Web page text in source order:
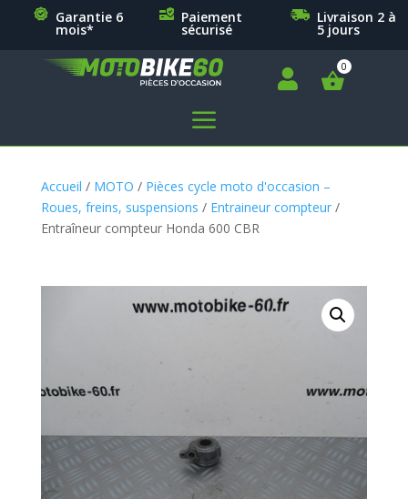
Garantie 6
mois*
Paiement
sécurisé
Livraison 2 à
5 jours

a
Accueil / MOTO / Pièces cycle moto d'occasion –
Roues, freins, suspensions / Entraineur compteur/
Entraîneur compteur Honda 600 CBR